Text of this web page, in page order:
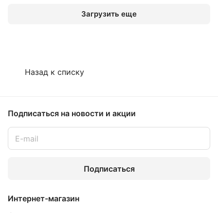
Загрузить еще
Назад к списку
Подписаться на новости и акции
Подписаться
Интернет-магазин